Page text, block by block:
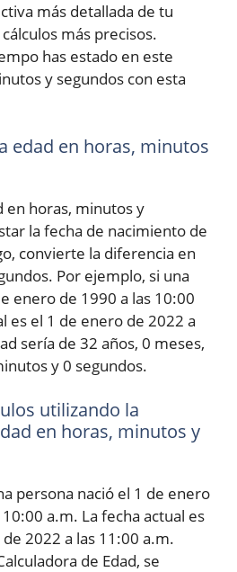
más detallada de tu
más precisos.
has estado en este
y segundos con esta
edad en horas, minutos
en horas, minutos y
la fecha de nacimiento de
convierte la diferencia en
Por ejemplo, si una
enero de 1990 a las 10:00
es el 1 de enero de 2022 a
sería de 32 años, 0 meses,
y 0 segundos.
utilizando la
en horas, minutos y
persona nació el 1 de enero
a.m. La fecha actual es
2022 a las 11:00 a.m.
de Edad, se